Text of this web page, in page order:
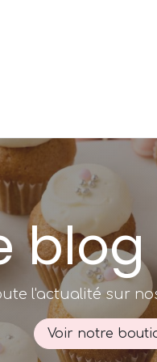
l'actualité sur
Voir notre